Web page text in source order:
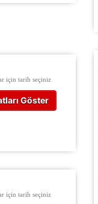
için tarih seçiniz
Göster
için tarih seçiniz